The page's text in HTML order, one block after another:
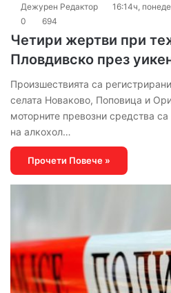
Дежурен Редактор
16:14ч,
0
694
Четири жертви при
Пловдивско през
Произшествията са
селата Новаково, Поповица и
моторните превозни средства
на алкохол…
Прочети Повече »